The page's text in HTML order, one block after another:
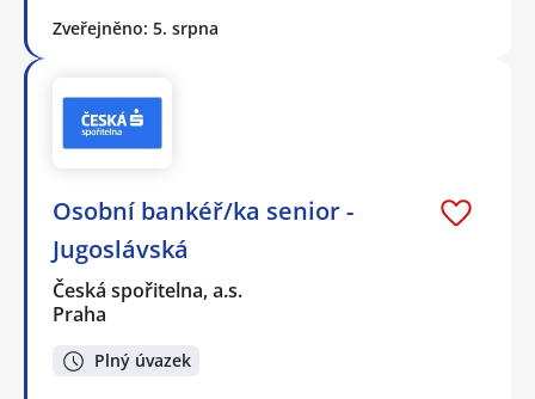
Zveřejněno: 5. srpna
Osobní bankéř/ka senior -
Jugoslávská
Česká spořitelna, a.s.
Praha
Plný úvazek